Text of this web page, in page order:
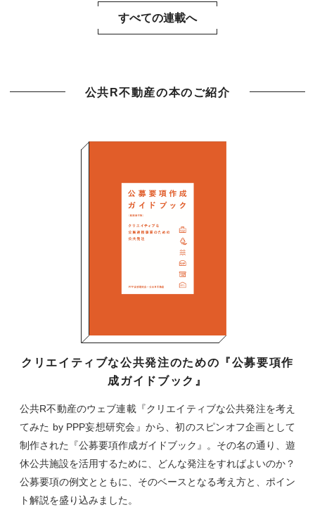
すべての連載へ
公共R不動産の本のご紹介
クリエイティブな公共発注のための『公募要項作
成ガイドブック』
公共R不動産のウェブ連載『クリエイティブな公共発注を考え
てみた by PPP妄想研究会』から、初のスピンオフ企画として
制作された『公募要項作成ガイドブック』。その名の通り、遊
休公共施設を活用するために、どんな発注をすればよいのか？
公募要項の例文とともに、そのベースとなる考え方と、ポイン
ト解説を盛り込みました。